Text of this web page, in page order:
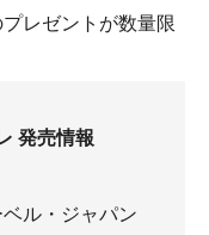
レゼントが数量限
発売情報
ル・ジャパン